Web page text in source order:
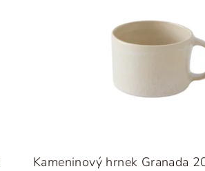
Kameninový hrnek Granada